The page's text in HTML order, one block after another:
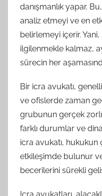
danışmanlık yapar.
analiz etmeyi ve en
belirlemeyi içerir.
ilgilenmekle kalmaz,
sürecin her
Bir icra avukatı,
ve ofislerde zaman
grubunun gerçek
farklı durumlar ve
icra avukatı,
etkileşimde bulunur
becerilerini sürekli